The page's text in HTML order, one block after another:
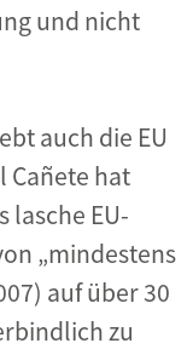
und nicht
auch die EU
Cañete hat
lasche EU-
„mindestens
auf über 30
zu